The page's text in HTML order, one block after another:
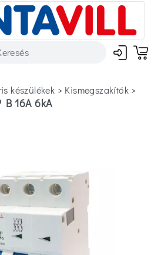
készülékek > kismegszakítók >
B 16A 6kA